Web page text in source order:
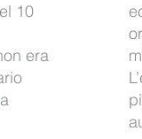
10
era